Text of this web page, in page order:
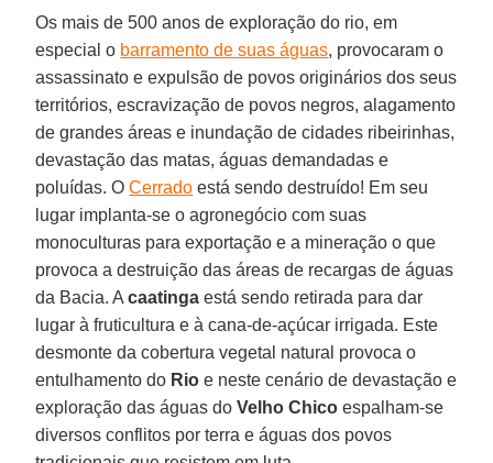
Os mais de 500 anos de exploração do rio, em
especial o barramento de suas águas, provocaram o
assassinato e expulsão de povos originários dos seus
territórios, escravização de povos negros, alagamento
de grandes áreas e inundação de cidades ribeirinhas,
devastação das matas, águas demandadas e
poluídas. OCerrado está sendo destruído! Em seu
lugar implanta-se o agronegócio com suas
monoculturas para exportação e a mineração o que
provoca a destruição das áreas de recargas de águas
da Bacia. Acaatinga está sendo retirada para dar
lugar à fruticultura e à cana-de-açúcar irrigada. Este
desmonte da cobertura vegetal natural provoca o
entulhamento do Rio e neste cenário de devastação e
exploração das águas doVelho Chico espalham-se
diversos conflitos por terra e águas dos povos